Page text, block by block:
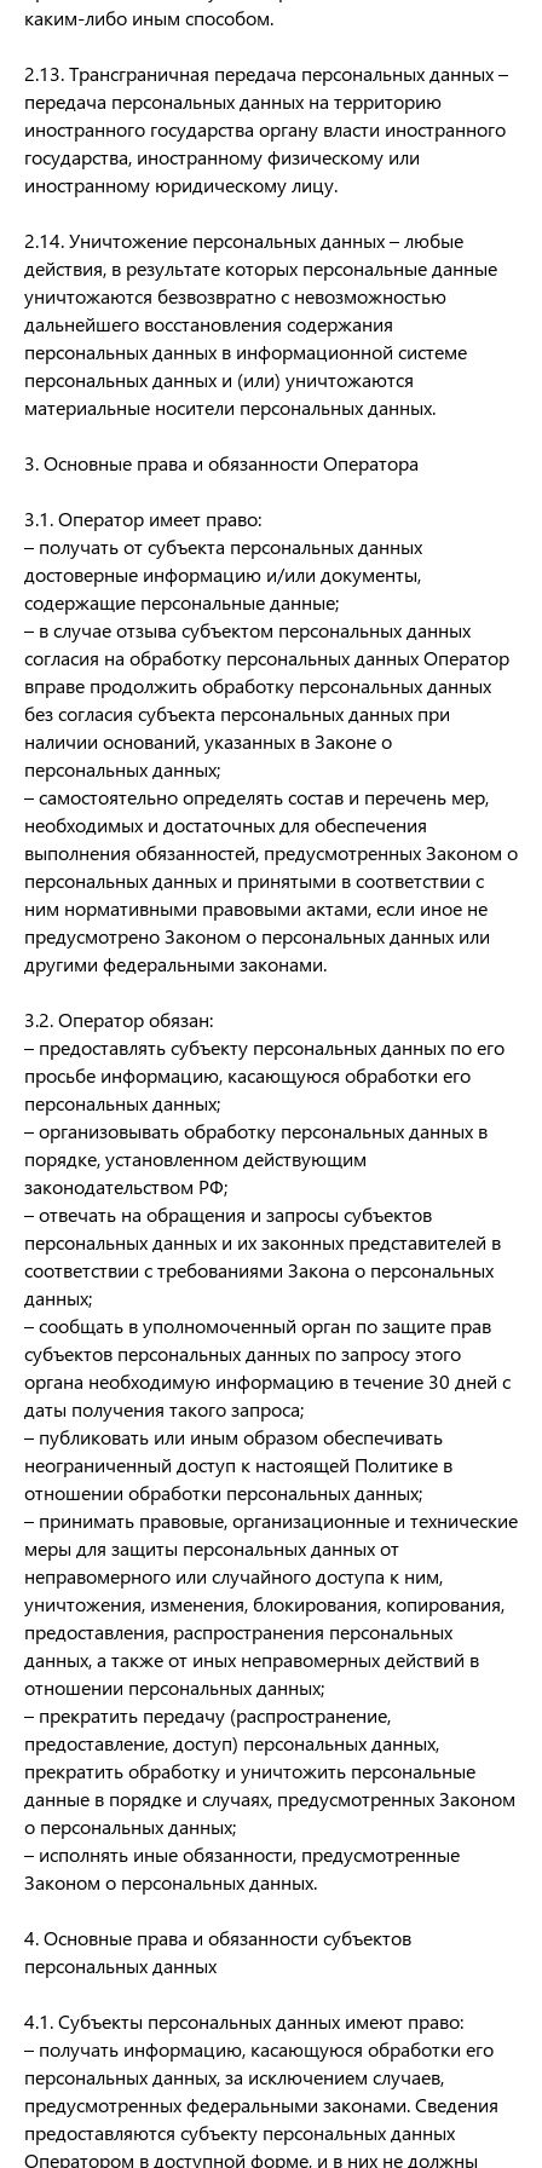
каким-либо иным способом.
2.13. Трансграничная передача персональных данных –
передача персональных данных на территорию
иностранного государства органу власти иностранного
государства, иностранному физическому или
иностранному юридическому лицу.
2.14. Уничтожение персональных данных – любые
действия, в результате которых персональные данные
уничтожаются безвозвратно с невозможностью
дальнейшего восстановления содержания
персональных данных в информационной системе
персональных данных и (или) уничтожаются
материальные носители персональных данных.
3. Основные права и обязанности Оператора
3.1. Оператор имеет право:
– получать от субъекта персональных данных
достоверные информацию и/или документы,
содержащие персональные данные;
– в случае отзыва субъектом персональных данных
согласия на обработку персональных данных Оператор
вправе продолжить обработку персональных данных
без согласия субъекта персональных данных при
наличии оснований, указанных в Законе о
персональных данных;
– самостоятельно определять состав и перечень мер,
необходимых и достаточных для обеспечения
выполнения обязанностей, предусмотренных Законом о
персональных данных и принятыми в соответствии с
ним нормативными правовыми актами, если иное не
предусмотрено Законом о персональных данных или
другими федеральными законами.
3.2. Оператор обязан:
– предоставлять субъекту персональных данных по его
просьбе информацию, касающуюся обработки его
персональных данных;
– организовывать обработку персональных данных в
порядке, установленном действующим
законодательством РФ;
– отвечать на обращения и запросы субъектов
персональных данных и их законных представителей в
соответствии с требованиями Закона о персональных
данных;
– сообщать в уполномоченный орган по защите прав
субъектов персональных данных по запросу этого
органа необходимую информацию в течение 30 дней с
даты получения такого запроса;
– публиковать или иным образом обеспечивать
неограниченный доступ к настоящей Политике в
отношении обработки персональных данных;
– принимать правовые, организационные и технические
меры для защиты персональных данных от
неправомерного или случайного доступа к ним,
уничтожения, изменения, блокирования, копирования,
предоставления, распространения персональных
данных, а также от иных неправомерных действий в
отношении персональных данных;
– прекратить передачу (распространение,
предоставление, доступ) персональных данных,
прекратить обработку и уничтожить персональные
данные в порядке и случаях, предусмотренных Законом
о персональных данных;
– исполнять иные обязанности, предусмотренные
Законом о персональных данных.
4. Основные права и обязанности субъектов
персональных данных
4.1. Субъекты персональных данных имеют право:
– получать информацию, касающуюся обработки его
персональных данных, за исключением случаев,
предусмотренных федеральными законами. Сведения
предоставляются субъекту персональных данных
Оператором в доступной форме, и в них не должны